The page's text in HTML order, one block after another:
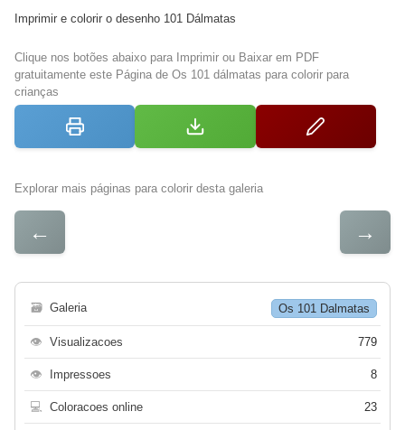
Imprimir e colorir o desenho 101 Dálmatas
Clique nos botões abaixo para Imprimir ou Baixar em PDF
gratuitamente este Página de Os 101 dálmatas para colorir para
crianças
Explorar mais páginas para colorir desta galeria
← →
🗃 Galeria Os 101 Dalmatas
👁 Visualizacoes 779
👁 Impressoes 8
💻 Coloracoes online 23